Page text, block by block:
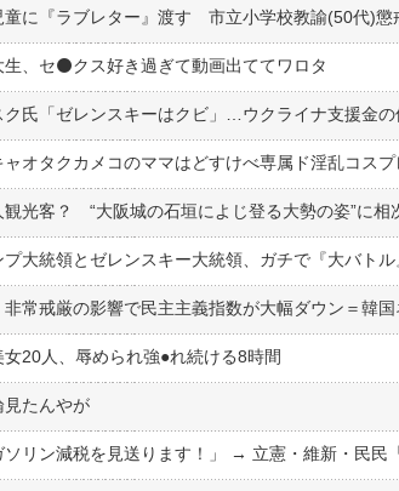
生、セ⚫️クス好き過ぎて動画出ててワロタ
ク氏「ゼレンスキーはクビ」…ウクライナ支援金の
ャオタクカメコのママはどすけべ専属ド淫乱コス
観光客？ “大阪城の石垣によじ登る大勢の姿”に相
プ大統領とゼレンスキー大統領、ガチで『大バト
非常戒厳の影響で民主主義指数が大幅ダウン＝韓
女20人、辱められ強●︎れ続ける8時間
見たんやが